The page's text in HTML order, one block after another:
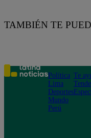
TAMBIÉN TE
Política
Lima
Deportes
Mundo
Perú
Te